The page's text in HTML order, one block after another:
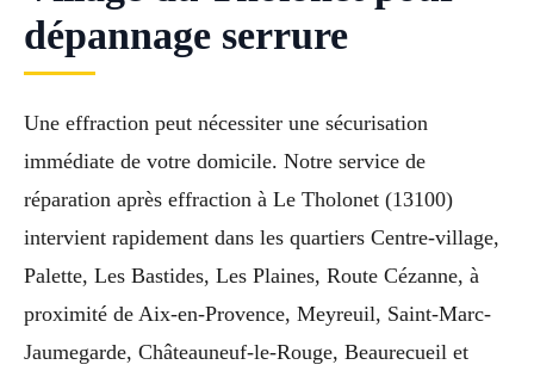
dépannage serrure
Une effraction peut nécessiter une sécurisation
immédiate de votre domicile. Notre service de
réparation après effraction à Le Tholonet (13100)
intervient rapidement dans les quartiers Centre-village,
Palette, Les Bastides, Les Plaines, Route Cézanne, à
proximité de Aix-en-Provence, Meyreuil, Saint-Marc-
Jaumegarde, Châteauneuf-le-Rouge, Beaurecueil et